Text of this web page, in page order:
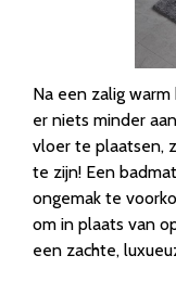
Na een zalig
er niets minder
vloer te plaatsen,
te zijn! Een
ongemak te
om in plaats van
een zachte,